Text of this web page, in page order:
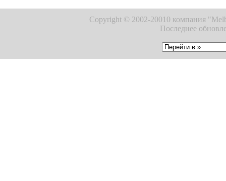
Copyright © 2002-20010 компания
Последнее